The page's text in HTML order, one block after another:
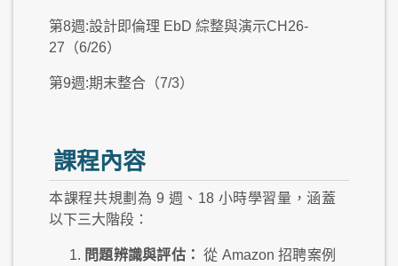
第8週:設計即倫理 EbD 綜整與演示CH26-
27（6/26）
第9週:期末整合（7/3）
課程內容
本課程共規劃為 9 週、18 小時學習量，涵蓋
以下三大階段：
問題辨識與評估： 從 Amazon 招聘案例